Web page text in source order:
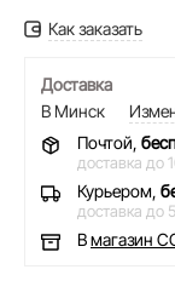
Как заказать
Доставка
В Минск
Почтой,
доставка до
Курьером,
доставка до
Вмагазин